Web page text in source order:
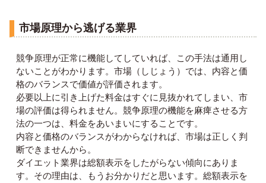
市場原理から逃げる業界
競争原理が正常に機能してしていれば、この手法は通用し
ないことがわかります。市場（しじょう）では、内容と価
格のバランスで価値が評価されます。
必要以上に引き上げた料金はすぐに見抜かれてしまい、市
場の評価は得られません。競争原理の機能を麻痺させる方
法の一つは、料金をあいまいにすることです。
内容と価格のバランスがわからなければ、市場は正しく判
断できませんから。
ダイエット業界は総額表示をしたがらない傾向にありま
す。その理由は、もうお分かりだと思います。総額表示を